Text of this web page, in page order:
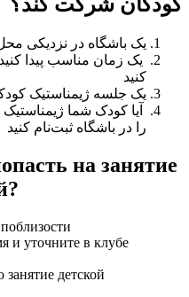
یک باشگاه در نزدیکی
یک زمان مناسب پیدا
کنید
یک جلسه ژیمناستیک
آیا کودک شما
را در باشگاه ثبت‌نام کنید
на занятие
и уточните в клубе
детской